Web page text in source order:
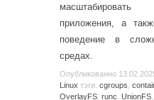
масштабировать
приложения, а
поведение в
средах.
Опубликованно
Linux тэги: cgroups
OverlayFS runc UnionFS